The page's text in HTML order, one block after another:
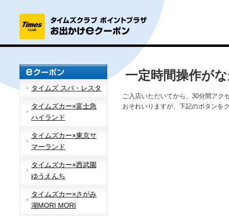
タイムズ スパ・レスタ
タイムズカー×富士急
ハイランド
タイムズカー×東京サ
マーランド
タイムズカー×西武園
ゆうえんち
タイムズカー×さがみ
湖MORI MORI
一定時間操作が
ご入店いただいてから、30分間アク
おそれいりますが、下記のボタンを